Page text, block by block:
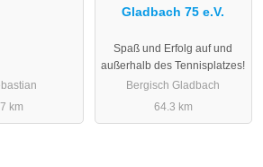
km
Gladbach 75 e.V.
Spaß und Erfolg auf und
außerhalb des Tennisplatzes!
Bergisch Gladbach
64.3 km